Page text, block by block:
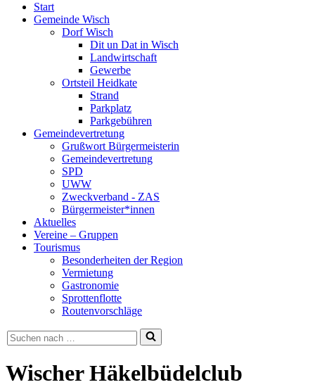
Start
Gemeinde Wisch
Dorf Wisch
Dit un Dat in Wisch
Landwirtschaft
Gewerbe
Ortsteil Heidkate
Strand
Parkplatz
Parkgebühren
Gemeindevertretung
Grußwort Bürgermeisterin
Gemeindevertretung
SPD
UWW
Zweckverband - ZAS
Bürgermeister*innen
Aktuelles
Vereine – Gruppen
Tourismus
Besonderheiten der Region
Vermietung
Gastronomie
Sprottenflotte
Routenvorschläge
Suchen
nach …
Wischer Häkelbüdelclub